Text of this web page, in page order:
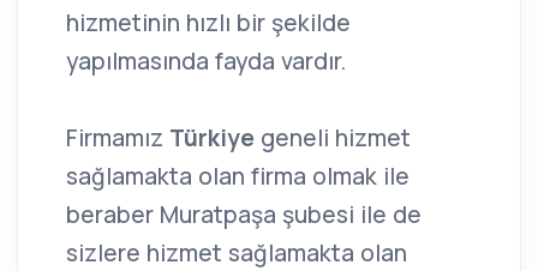
hizmetinin hızlı bir şekilde
yapılmasında fayda vardır.
Firmamız Türkiye geneli hizmet
sağlamakta olan firma olmak ile
beraber Muratpaşa şubesi ile de
sizlere hizmet sağlamakta olan